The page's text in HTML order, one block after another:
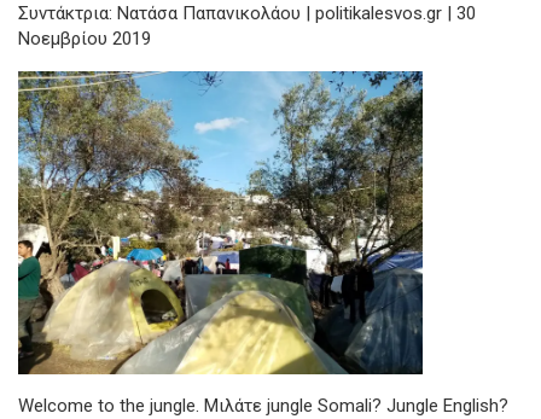
Συντάκτρια: Νατάσα Παπανικολάου | politikalesvos.gr | 30
Νοεμβρίου 2019
Welcome to the jungle. Μιλάτε jungle Somali? Jungle English?